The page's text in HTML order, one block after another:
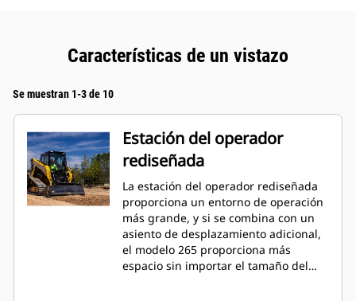
Características de un vistazo
Se muestran 1-3 de 10
Estación del operador
rediseñada
La estación del operador rediseñada
proporciona un entorno de operación
más grande, y si se combina con un
asiento de desplazamiento adicional,
el modelo 265 proporciona más
espacio sin importar el tamaño del